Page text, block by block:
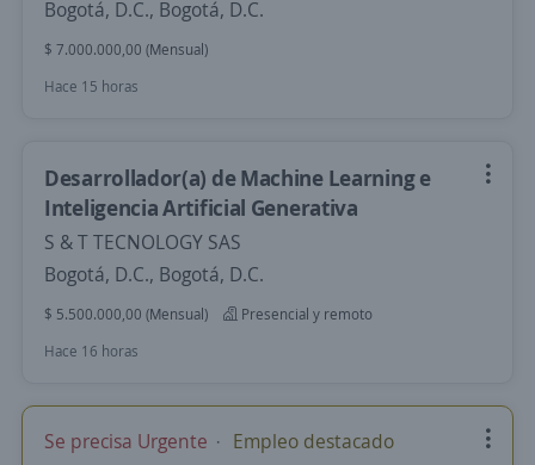
Bogotá, D.C., Bogotá, D.C.
$ 7.000.000,00 (Mensual)
Hace 15 horas
Desarrollador(a) de Machine Learning e
Inteligencia Artificial Generativa
S & T TECNOLOGY SAS
Bogotá, D.C., Bogotá, D.C.
$ 5.500.000,00 (Mensual)
Presencial y remoto
Hace 16 horas
Se precisa Urgente Empleo destacado